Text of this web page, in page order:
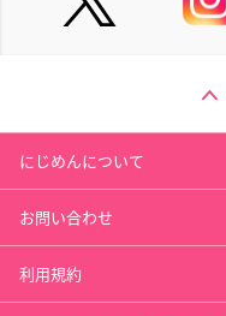
にじめんについて
お問い合わせ
利用規約